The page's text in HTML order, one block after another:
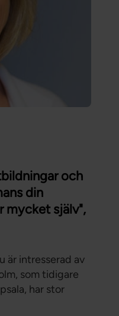
och
din
mycket själv",
är intresserad av
som tidigare
har stor